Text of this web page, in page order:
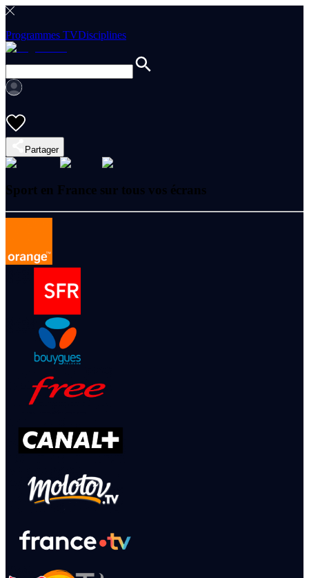
Programmes TVDisciplines
Partager
Sport en France sur tous vos écrans